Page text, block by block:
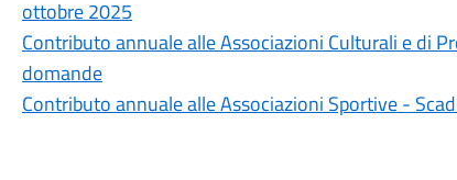
ottobre 2025
Contributo annuale alle Associazioni Culturali e di
domande
Contributo annuale alle Associazioni Sportive -